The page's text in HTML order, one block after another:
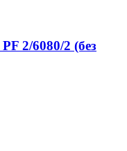
2/6080/2 (без